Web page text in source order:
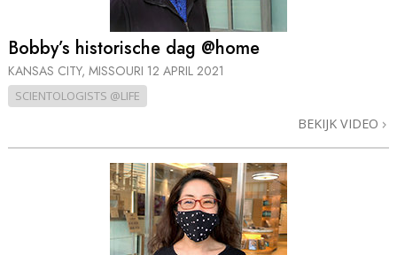
Bobby’s historische dag @home
KANSAS CITY, MISSOURI 12 APRIL 2021
SCIENTOLOGISTS @LIFE
BEKIJK VIDEO